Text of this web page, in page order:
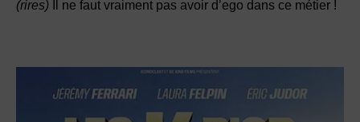
(rires) Il ne faut vraiment pas avoir d’ego dans ce métier !